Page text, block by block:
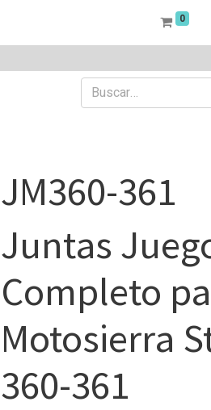
0
JM360-361
Juntas
Completo
Motosierra
360-361